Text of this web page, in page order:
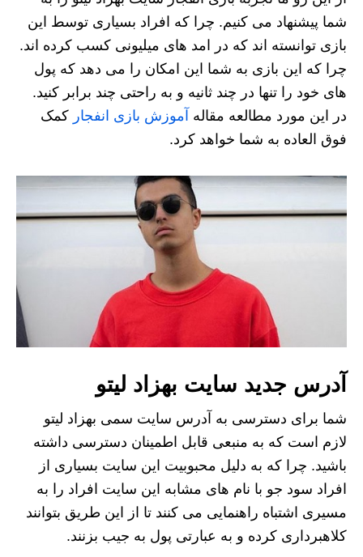
شما پیشنهاد می کنیم. چرا که افراد بسیاری توسط این
بازی توانسته اند که در امد های میلیونی کسب کرده اند.
چرا که این بازی به شما این امکان را می دهد که پول
های خود را تنها در چند ثانیه و به راحتی چند برابر کنید.
در این مورد مطالعه مقاله آموزش بازی انفجار کمک
فوق العاده به شما خواهد کرد.
آدرس جدید سایت بهزاد لیتو
شما برای دسترسی به آدرس سایت سمی بهزاد لیتو
لازم است که به منبعی قابل اطمینان دسترسی داشته
باشید. چرا که به دلیل محبوبیت این سایت بسیاری از
افراد سود جو با نام های مشابه این سایت افراد را به
مسیری اشتباه راهنمایی می کنند تا از این طریق بتوانند
کلاهبرداری کرده و به عبارتی پول به جیب بزنند.